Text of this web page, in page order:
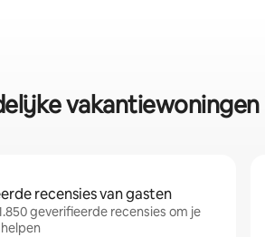
vakantiewoningen
recensies van gasten
geverifieerde recensies om je